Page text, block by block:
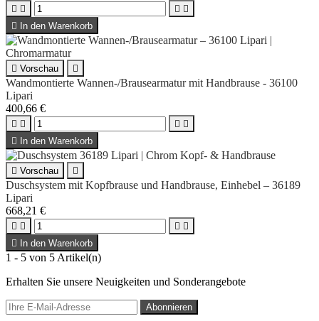
   
 In den Warenkorb
 Vorschau 
Wandmontierte Wannen-/Brausearmatur mit Handbrause - 36100
Lipari
400,66 €
   
 In den Warenkorb
 Vorschau 
Duschsystem mit Kopfbrause und Handbrause, Einhebel – 36189
Lipari
668,21 €
   
 In den Warenkorb
1 - 5 von 5 Artikel(n)
Erhalten Sie unsere Neuigkeiten und Sonderangebote